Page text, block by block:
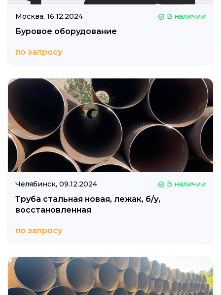
Москва, 16.12.2024 В наличии
Буровое оборудование
по запросу
Челябинск, 09.12.2024 В наличии
Труба стальная новая, лежак, б/у,
восстановленная
по запросу